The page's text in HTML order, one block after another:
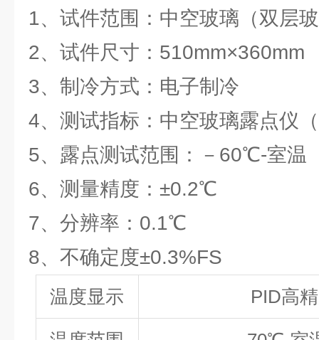
1、试件范围：中空玻璃（双层
2、试件尺寸：510mm×360mm
3、制冷方式：电子制冷
4、测试指标：中空玻璃露点仪
5、露点测试范围：－60℃-室温
6、测量精度：±0.2℃
7、分辨率：0.1℃
8、不确定度±0.3%FS
温度显示 PID高